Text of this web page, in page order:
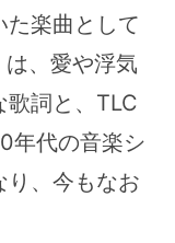
た楽曲として
、愛や浮気
歌詞と、TLC
年代の音楽シ
り、今もなお